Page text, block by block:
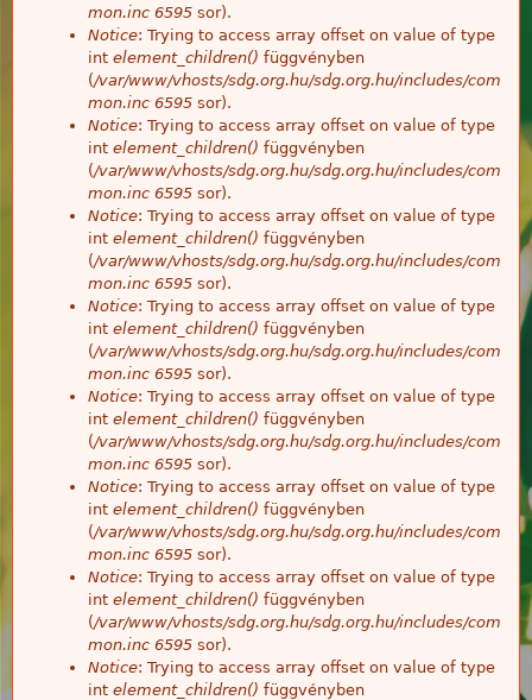
mon.inc 6595 sor).
Notice: Trying to access array offset on value of type
int element_children() függvényben
(/var/www/vhosts/sdg.org.hu/sdg.org.hu/includes/com
mon.inc 6595 sor).
Notice: Trying to access array offset on value of type
int element_children() függvényben
(/var/www/vhosts/sdg.org.hu/sdg.org.hu/includes/com
mon.inc 6595 sor).
Notice: Trying to access array offset on value of type
int element_children() függvényben
(/var/www/vhosts/sdg.org.hu/sdg.org.hu/includes/com
mon.inc 6595 sor).
Notice: Trying to access array offset on value of type
int element_children() függvényben
(/var/www/vhosts/sdg.org.hu/sdg.org.hu/includes/com
mon.inc 6595 sor).
Notice: Trying to access array offset on value of type
int element_children() függvényben
(/var/www/vhosts/sdg.org.hu/sdg.org.hu/includes/com
mon.inc 6595 sor).
Notice: Trying to access array offset on value of type
int element_children() függvényben
(/var/www/vhosts/sdg.org.hu/sdg.org.hu/includes/com
mon.inc 6595 sor).
Notice: Trying to access array offset on value of type
int element_children() függvényben
(/var/www/vhosts/sdg.org.hu/sdg.org.hu/includes/com
mon.inc 6595 sor).
Notice: Trying to access array offset on value of type
int element_children() függvényben